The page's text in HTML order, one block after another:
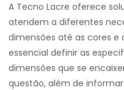
A Tecno Lacre oferece
atendem a diferentes
dimensões até as cores e
essencial definir as
dimensões que se
questão, além de